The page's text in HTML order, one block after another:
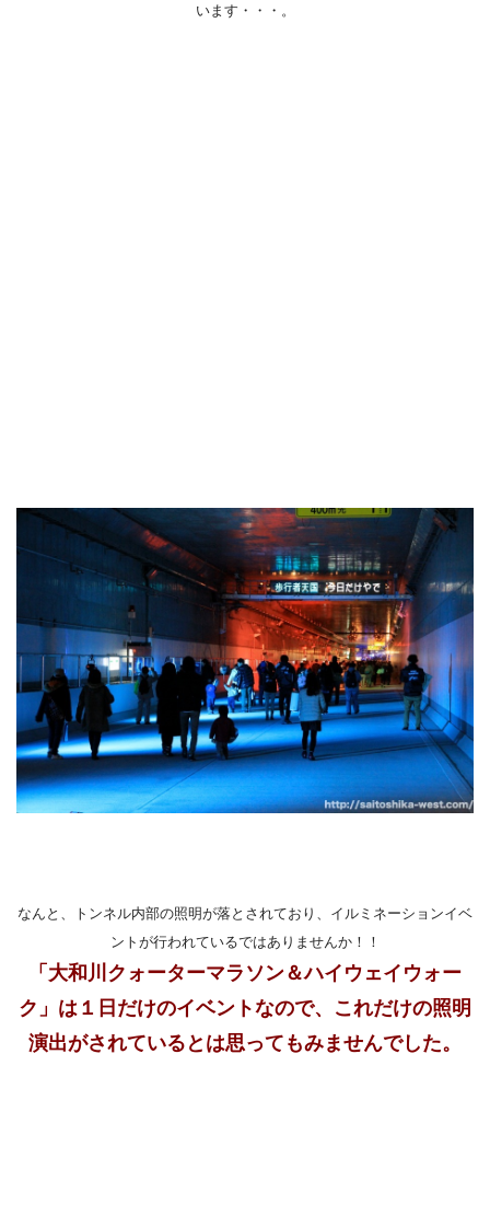
います・・・。
なんと、トンネル内部の照明が落とされており、イルミネーションイベ
ントが行われているではありませんか！！
「大和川クォーターマラソン＆ハイウェイウォー
ク」は１日だけのイベントなので、これだけの照明
演出がされているとは思ってもみませんでした。